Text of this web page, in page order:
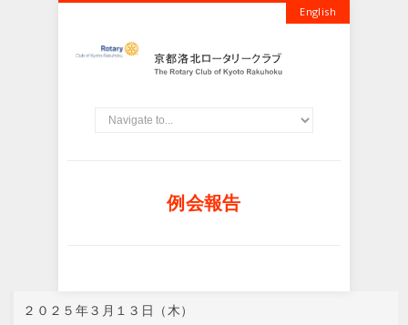
English
例会報告
２０２５年３月１３日（木）